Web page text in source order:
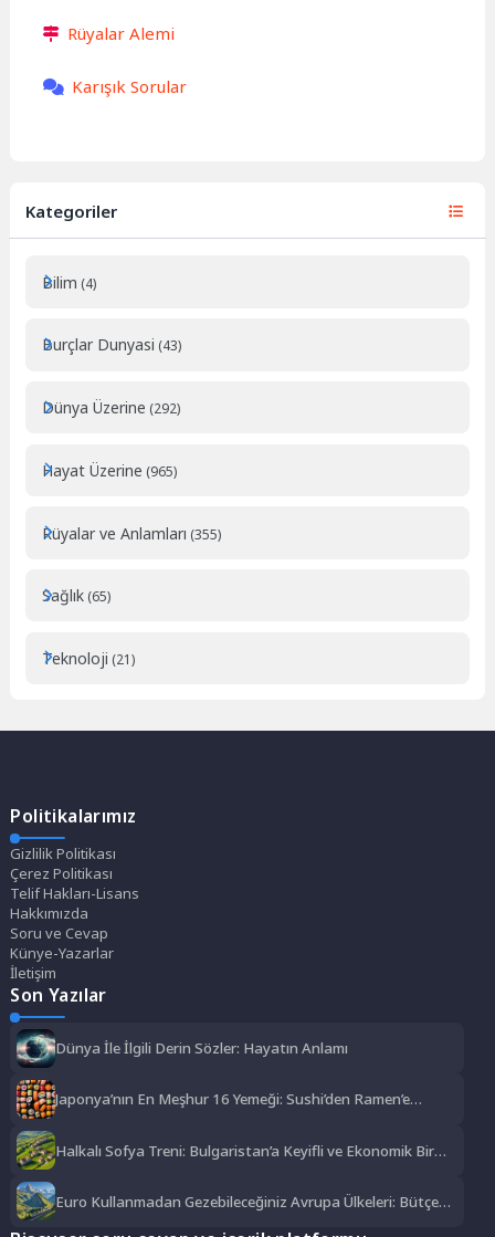
Rüyalar Alemi
Karışık Sorular
Kategoriler
Bilim (4)
Burçlar Dunyasi (43)
Dünya Üzerine (292)
Hayat Üzerine (965)
Rüyalar ve Anlamları (355)
Sağlık (65)
Teknoloji (21)
Politikalarımız
Gizlilik Politikası
Çerez Politikası
Telif Hakları-Lisans
Hakkımızda
Soru ve Cevap
Künye-Yazarlar
İletişim
Son Yazılar
Dünya İle İlgili Derin Sözler: Hayatın Anlamı
Japonya’nın En Meşhur 16 Yemeği: Sushi’den Ramen’e
Halkalı Sofya Treni: Bulgaristan’a Keyifli ve Ekonomik Bir
Euro Kullanmadan Gezebileceğiniz Avrupa Ülkeleri: Bütçe